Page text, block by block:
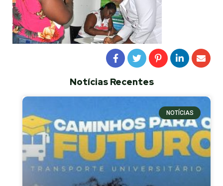
Notícias Recentes
NOTÍCIAS